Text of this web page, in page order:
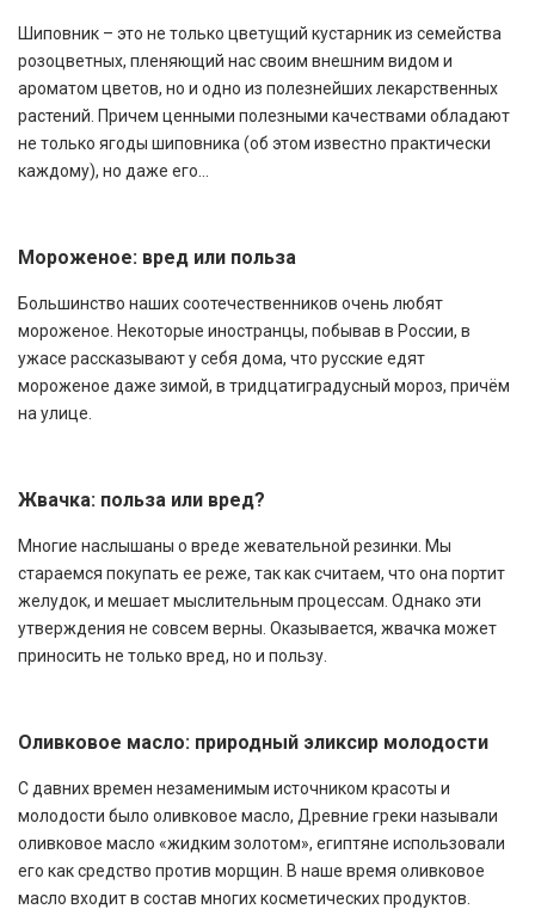
Шиповник – это не только цветущий кустарник из семейства
розоцветных, пленяющий нас своим внешним видом и
ароматом цветов, но и одно из полезнейших лекарственных
растений. Причем ценными полезными качествами обладают
не только ягоды шиповника (об этом известно практически
каждому), но даже его...
Мороженое: вред или польза
Большинство наших соотечественников очень любят
мороженое. Некоторые иностранцы, побывав в России, в
ужасе рассказывают у себя дома, что русские едят
мороженое даже зимой, в тридцатиградусный мороз, причём
на улице.
Жвачка: польза или вред?
Многие наслышаны о вреде жевательной резинки. Мы
стараемся покупать ее реже, так как считаем, что она портит
желудок, и мешает мыслительным процессам. Однако эти
утверждения не совсем верны. Оказывается, жвачка может
приносить не только вред, но и пользу.
Оливковое масло: природный эликсир молодости
С давних времен незаменимым источником красоты и
молодости было оливковое масло, Древние греки называли
оливковое масло «жидким золотом», египтяне использовали
его как средство против морщин. В наше время оливковое
масло входит в состав многих косметических продуктов.